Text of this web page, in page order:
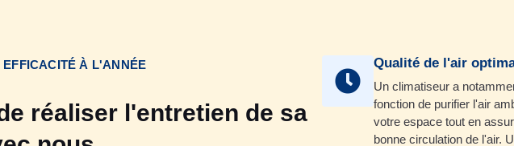
À L'ANNÉE
réaliser l'entretien de sa
Qualité de l'air
Un climatiseur a
fonction de purifier l'air
votre espace tout en
bonne circulation de l'air.